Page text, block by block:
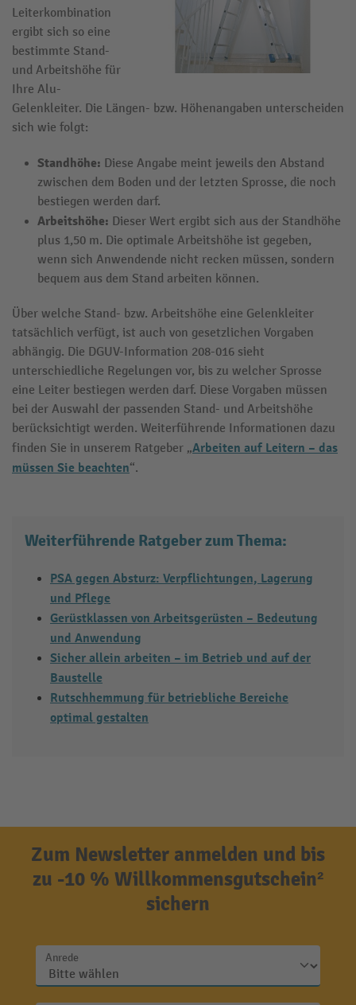
Leiterkombination
ergibt sich so eine
bestimmte Stand-
und Arbeitshöhe für
Ihre Alu-
Gelenkleiter. Die Längen- bzw. Höhenangaben unterscheiden
sich wie folgt:
Standhöhe: Diese Angabe meint jeweils den Abstand
zwischen dem Boden und der letzten Sprosse, die noch
bestiegen werden darf.
Arbeitshöhe: Dieser Wert ergibt sich aus der Standhöhe
plus 1,50 m. Die optimale Arbeitshöhe ist gegeben,
wenn sich Anwendende nicht recken müssen, sondern
bequem aus dem Stand arbeiten können.
Über welche Stand- bzw. Arbeitshöhe eine Gelenkleiter
tatsächlich verfügt, ist auch von gesetzlichen Vorgaben
abhängig. Die DGUV-Information 208-016 sieht
unterschiedliche Regelungen vor, bis zu welcher Sprosse
eine Leiter bestiegen werden darf. Diese Vorgaben müssen
bei der Auswahl der passenden Stand- und Arbeitshöhe
berücksichtigt werden. Weiterführende Informationen dazu
finden Sie in unserem Ratgeber „Arbeiten auf Leitern – das
müssen Sie beachten“.
Weiterführende Ratgeber zum Thema:
PSA gegen Absturz: Verpflichtungen, Lagerung
und Pflege
Gerüstklassen von Arbeitsgerüsten – Bedeutung
und Anwendung
Sicher allein arbeiten – im Betrieb und auf der
Baustelle
Rutschhemmung für betriebliche Bereiche
optimal gestalten
Zum Newsletter anmelden und bis
zu -10 % Willkommensgutschein²
sichern
Anrede